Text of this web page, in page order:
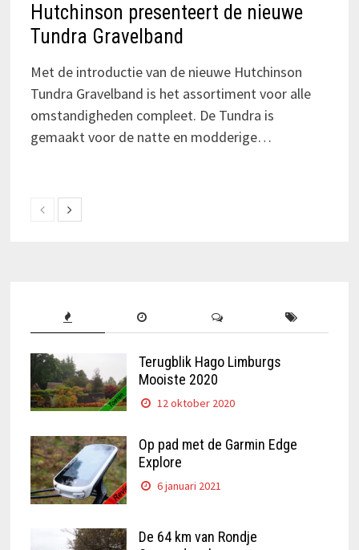
Hutchinson presenteert de nieuwe
Tundra Gravelband
Met de introductie van de nieuwe Hutchinson
Tundra Gravelband is het assortiment voor alle
omstandigheden compleet. De Tundra is
gemaakt voor de natte en modderige…
Terugblik Hago Limburgs
Mooiste 2020
12 oktober 2020
Op pad met de Garmin Edge
Explore
6 januari 2021
De 64 km van Rondje